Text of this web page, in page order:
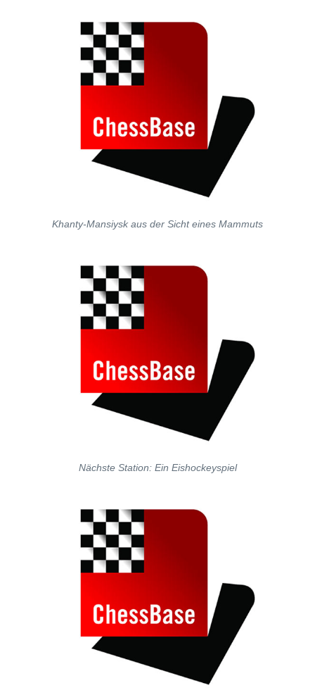
Khanty-Mansiysk aus der Sicht eines Mammuts
Nächste Station: Ein Eishockeyspiel